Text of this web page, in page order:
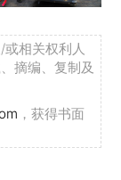
相关权利人
摘编、复制及
，获得书面